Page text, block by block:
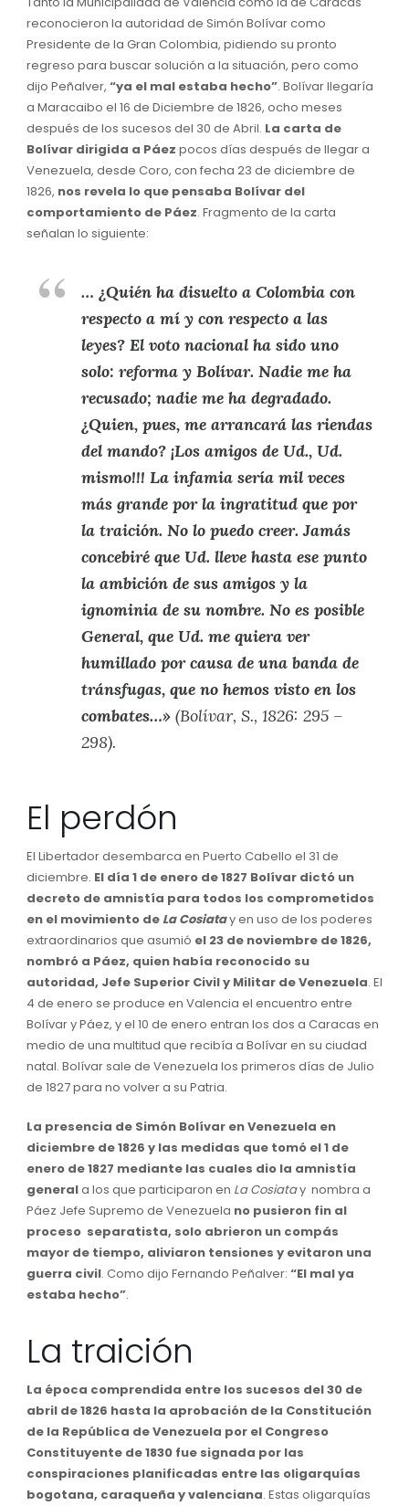
reconocieron la autoridad de Simón Bolívar como
Presidente de la Gran Colombia, pidiendo su pronto
regreso para buscar solución a la situación, pero como
dijo Peñalver, “ya el mal estaba hecho”. Bolívar llegaría
a Maracaibo el 16 de Diciembre de 1826, ocho meses
después de los sucesos del 30 de Abril. La carta de
Bolívar dirigida a Páez pocos días después de llegar a
Venezuela, desde Coro, con fecha 23 de diciembre de
1826, nos revela lo que pensaba Bolívar del
comportamiento de Páez. Fragmento de la carta
señalan lo siguiente:
… ¿Quién ha disuelto a Colombia con
respecto a mí y con respecto a las
leyes? El voto nacional ha sido uno
solo: reforma y Bolívar. Nadie me ha
recusado; nadie me ha degradado.
¿Quien, pues, me arrancará las riendas
del mando? ¡Los amigos de Ud., Ud.
mismo!!! La infamia sería mil veces
más grande por la ingratitud que por
la traición. No lo puedo creer. Jamás
concebiré que Ud. lleve hasta ese punto
la ambición de sus amigos y la
ignominia de su nombre. No es posible
General, que Ud. me quiera ver
humillado por causa de una banda de
tránsfugas, que no hemos visto en los
combates…»(Bolívar, S., 1826: 295 –
298).
El perdón
El Libertador desembarca en Puerto Cabello el 31 de
diciembre. El día 1 de enero de 1827 Bolívar dictó un
decreto de amnistía para todos los comprometidos
en el movimiento de La Cosiatay en uso de los poderes
extraordinarios que asumió el 23 de noviembre de 1826,
nombró a Páez, quien había reconocido su
autoridad, Jefe Superior Civil y Militar de Venezuela. El
4 de enero se produce en Valencia el encuentro entre
Bolívar y Páez, y el 10 de enero entran los dos a Caracas en
medio de una multitud que recibía a Bolívar en su ciudad
natal. Bolívar sale de Venezuela los primeros días de Julio
de 1827 para no volver a su Patria.
La presencia de Simón Bolívar en Venezuela en
diciembre de 1826 y las medidas que tomó el 1 de
enero de 1827 mediante las cuales dio la amnistía
generala los que participaron en La Cosiatay nombra a
Páez Jefe Supremo de Venezuela no pusieron fin al
proceso separatista, solo abrieron un compás
mayor de tiempo, aliviaron tensiones y evitaron una
guerra civil. Como dijo Fernando Peñalver: “El mal ya
estaba hecho”.
La traición
La época comprendida entre los sucesos del 30 de
abril de 1826 hasta la aprobación de la Constitución
de la República de Venezuela por el Congreso
Constituyente de 1830 fue signada por las
conspiraciones planificadas entre las oligarquías
bogotana, caraqueña y valenciana. Estas oligarquías